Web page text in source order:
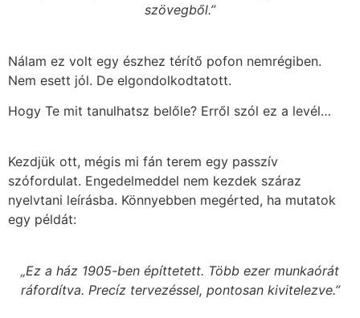
szövegből.”
Nálam ez volt egy észhez térítő pofon nemrégiben.
Nem esett jól. De elgondolkodtatott.
Hogy Te mit tanulhatsz belőle? Erről szól ez a levél…
Kezdjük ott, mégis mi fán terem egy passzív
szófordulat. Engedelmeddel nem kezdek száraz
nyelvtani leírásba. Könnyebben megérted, ha mutatok
egy példát:
„Ez a ház 1905-ben építtetett. Több ezer munkaórát
ráfordítva. Precíz tervezéssel, pontosan kivitelezve.”